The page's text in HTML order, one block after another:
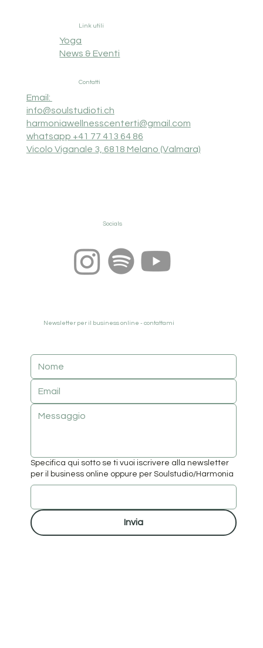
Link utili
Yoga
News & Eventi
Contatti
Email:
info@soulstudioti.ch
harmoniawellnesscenterti@gmail.com
whatsapp +41 77 413 64 86
Vicolo Viganale 3, 6818 Melano (Valmara)
Socials
Newsletter per il business online - contattami
Specifica qui sotto se ti vuoi iscrivere alla newsletter
per il business online oppure per Soulstudio/Harmonia
Invia